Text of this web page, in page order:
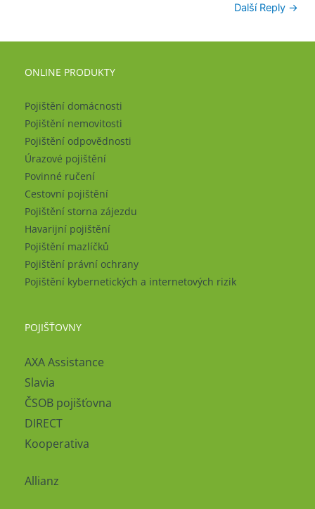
Další Reply →
ONLINE PRODUKTY
Pojištění domácnosti
Pojištění nemovitosti
Pojištění odpovědnosti
Úrazové pojištění
Povinné ručení
Cestovní pojištění
Pojištění storna zájezdu
Havarijní pojištění
Pojištění mazlíčků
Pojištění právní ochrany
Pojištění kybernetických a internetových rizik
POJIŠŤOVNY
AXA Assistance
Slavia
ČSOB pojišťovna
DIRECT
Kooperativa
Allianz